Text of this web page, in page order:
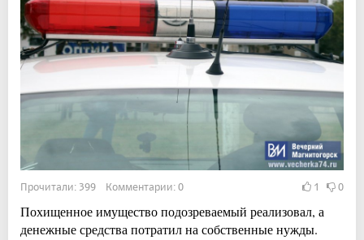
Прочитали: 399 Комментарии: 0 1 0
Похищенное имущество подозреваемый реализовал, а
денежные средства потратил на собственные нужды.